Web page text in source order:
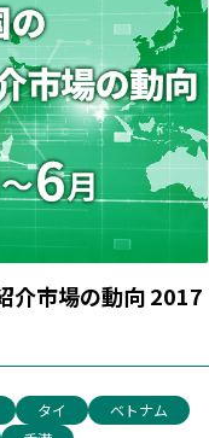
介市場の動向 2017
タイ
ベトナム